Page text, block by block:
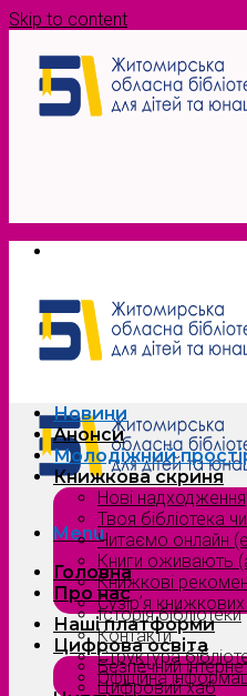
Skip to content
Menu
Головна
Про нас
Історія бібліотеки
Контакти
Структура
Офіційна
Новини
Анонси
Молодіжний
Книжкова скриня
Нові надходження
Твоя бібліотека
Читаємо онлайн
Книги оживають
Книжкові
Сузірʼя книжкових
Наші платформи
Цифрова освіта
Безпечний
Цифровий хаб